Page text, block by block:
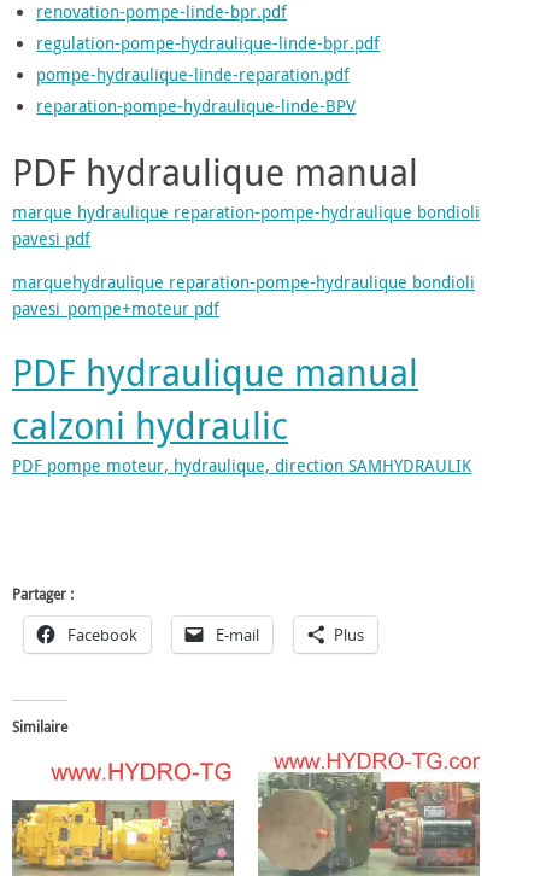
renovation-pompe-linde-bpr.pdf
regulation-pompe-hydraulique-linde-bpr.pdf
pompe-hydraulique-linde-reparation.pdf
reparation-pompe-hydraulique-linde-BPV
PDF hydraulique manual
marque hydraulique reparation-pompe-hydraulique bondioli
pavesi pdf
marquehydraulique reparation-pompe-hydraulique bondioli
pavesi_pompe+moteur pdf
PDF hydraulique manual
calzoni hydraulic
PDF pompe moteur, hydraulique, direction SAMHYDRAULIK
Partager :
Facebook E-mail Plus
Similaire